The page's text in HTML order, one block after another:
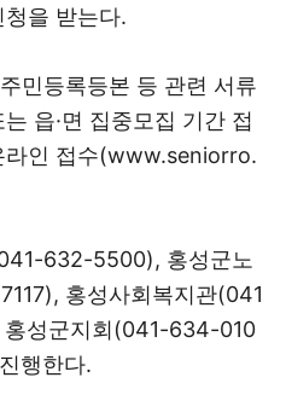
청을 받는다.
민등록등본 등 관련 서류
읍·면 집중모집 기간 접
라인 접수(www.seniorro.
632-5500), 홍성군노
홍성사회복지관(041
성군지회(041-634-010
행한다.